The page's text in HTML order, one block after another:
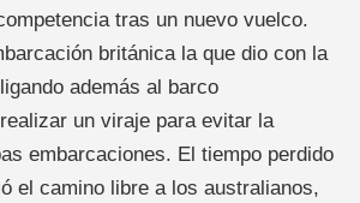
tras un nuevo vuelco.
británica la que dio con la
además al barco
un viraje para evitar la
embarcaciones. El tiempo perdido
el camino libre a los australianos,